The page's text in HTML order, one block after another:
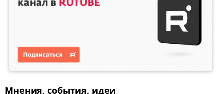
Мнения, события, идеи